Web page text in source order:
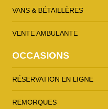
VANS & BÉTAILLÈRES
VENTE AMBULANTE
OCCASIONS
RÉSERVATION EN LIGNE
REMORQUES